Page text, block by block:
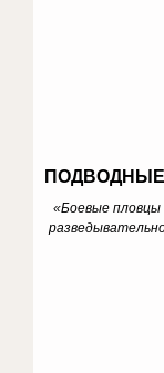
«Боевые пловцы